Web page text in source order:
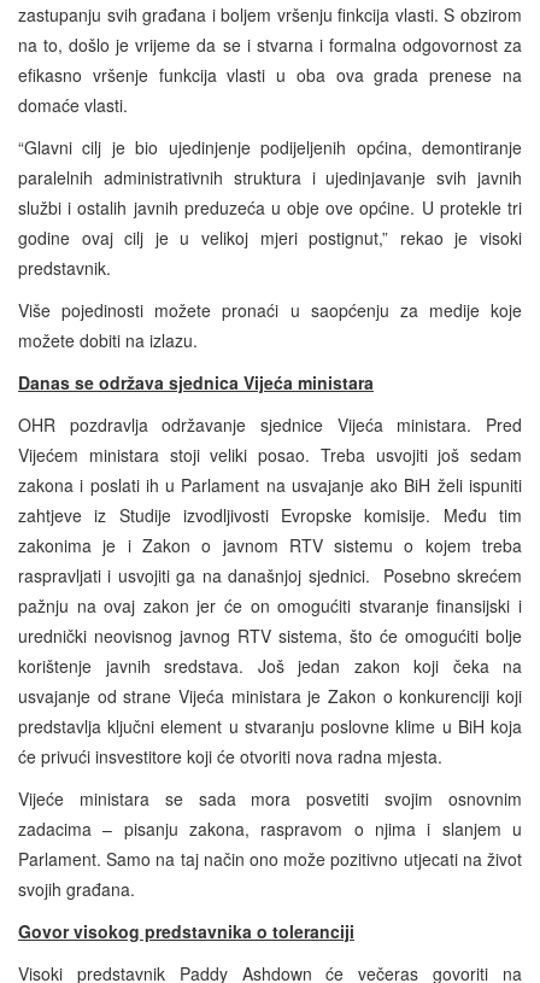
zastupanju svih građana i boljem vršenju finkcija vlasti. S obzirom
na to, došlo je vrijeme da se i stvarna i formalna odgovornost za
efikasno vršenje funkcija vlasti u oba ova grada prenese na
domaće vlasti.
“Glavni cilj je bio ujedinjenje podijeljenih općina, demontiranje
paralelnih administrativnih struktura i ujedinjavanje svih javnih
službi i ostalih javnih preduzeća u obje ove općine. U protekle tri
godine ovaj cilj je u velikoj mjeri postignut,” rekao je visoki
predstavnik.
Više pojedinosti možete pronaći u saopćenju za medije koje
možete dobiti na izlazu.
Danas se održava sjednica Vijeća ministara
OHR pozdravlja održavanje sjednice Vijeća ministara. Pred
Vijećem ministara stoji veliki posao. Treba usvojiti još sedam
zakona i poslati ih u Parlament na usvajanje ako BiH želi ispuniti
zahtjeve iz Studije izvodljivosti Evropske komisije. Među tim
zakonima je i Zakon o javnom RTV sistemu o kojem treba
raspravljati i usvojiti ga na današnjoj sjednici. Posebno skrećem
pažnju na ovaj zakon jer će on omogućiti stvaranje finansijski i
urednički neovisnog javnog RTV sistema, što će omogućiti bolje
korištenje javnih sredstava. Još jedan zakon koji čeka na
usvajanje od strane Vijeća ministara je Zakon o konkurenciji koji
predstavlja ključni element u stvaranju poslovne klime u BiH koja
će privući insvestitore koji će otvoriti nova radna mjesta.
Vijeće ministara se sada mora posvetiti svojim osnovnim
zadacima – pisanju zakona, raspravom o njima i slanjem u
Parlament. Samo na taj način ono može pozitivno utjecati na život
svojih građana.
Govor visokog predstavnika o toleranciji
Visoki predstavnik Paddy Ashdown će večeras govoriti na